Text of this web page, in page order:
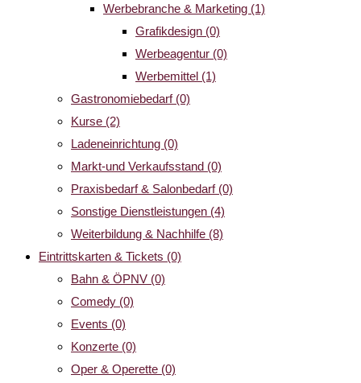
Werbebranche & Marketing (1)
Grafikdesign (0)
Werbeagentur (0)
Werbemittel (1)
Gastronomiebedarf (0)
Kurse (2)
Ladeneinrichtung (0)
Markt-und Verkaufsstand (0)
Praxisbedarf & Salonbedarf (0)
Sonstige Dienstleistungen (4)
Weiterbildung & Nachhilfe (8)
Eintrittskarten & Tickets (0)
Bahn & ÖPNV (0)
Comedy (0)
Events (0)
Konzerte (0)
Oper & Operette (0)